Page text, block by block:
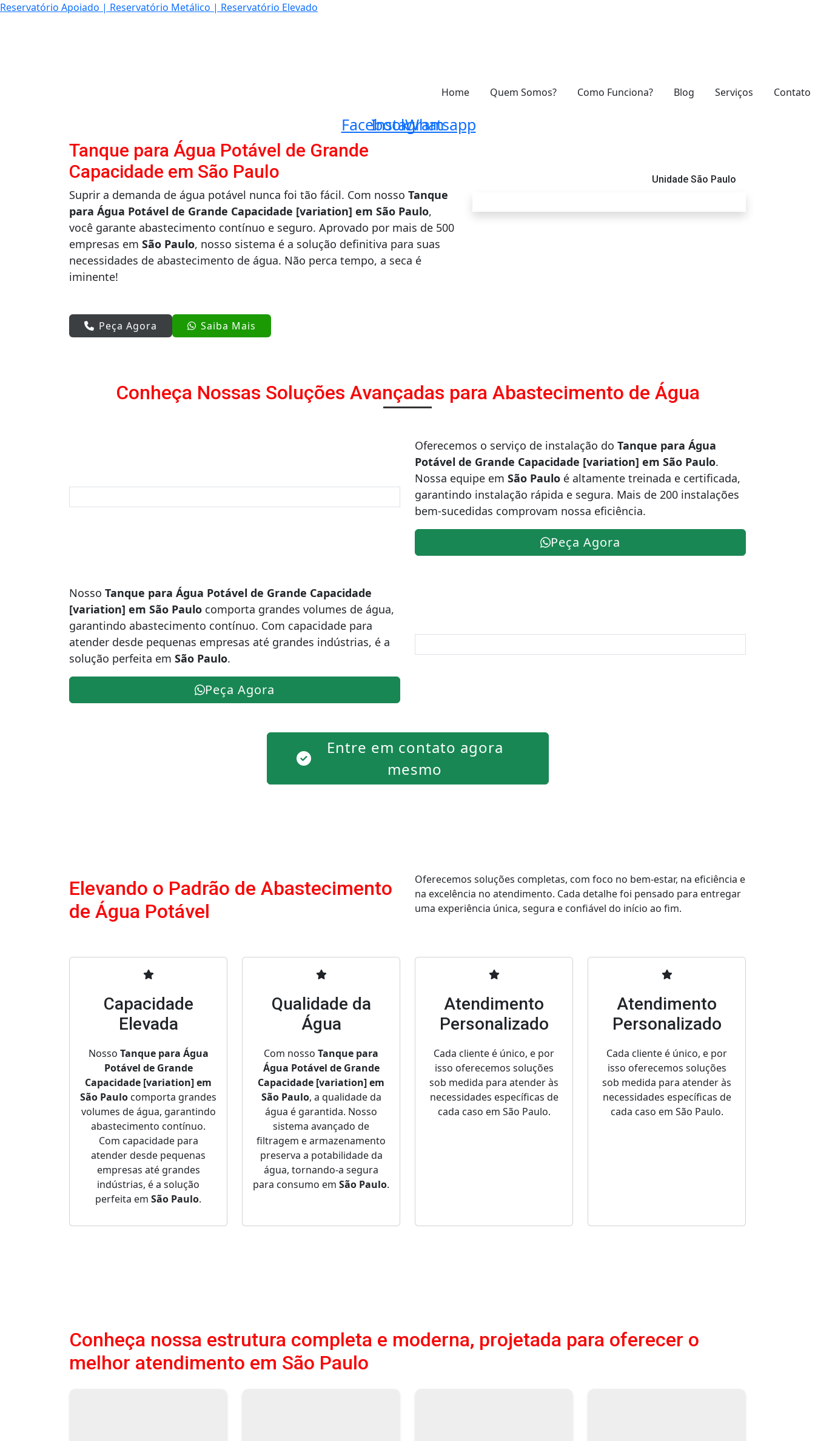
Reservatório Apoiado | Reservatório Metálico | Reservatório Elevado
Home Quem Somos? Como Funciona? Blog Serviços Contato
Facebook
Instagram
Whatsapp
Unidade São Paulo
Tanque para Água Potável de Grande
Capacidade em São Paulo
Suprir a demanda de água potável nunca foi tão fácil. Com nosso Tanque
para Água Potável de Grande Capacidade [variation] em São Paulo,
você garante abastecimento contínuo e seguro. Aprovado por mais de 500
empresas em São Paulo, nosso sistema é a solução definitiva para suas
necessidades de abastecimento de água. Não perca tempo, a seca é
iminente!
Peça Agora Saiba Mais
Conheça Nossas Soluções Avançadas para Abastecimento de Água
Oferecemos o serviço de instalação do Tanque para Água
Potável de Grande Capacidade [variation] em São Paulo.
Nossa equipe em São Paulo é altamente treinada e certificada,
garantindo instalação rápida e segura. Mais de 200 instalações
bem-sucedidas comprovam nossa eficiência.
Peça Agora
Nosso Tanque para Água Potável de Grande Capacidade
[variation] em São Paulo comporta grandes volumes de água,
garantindo abastecimento contínuo. Com capacidade para
atender desde pequenas empresas até grandes indústrias, é a
solução perfeita em São Paulo.
Peça Agora
Entre em contato agora
mesmo
Elevando o Padrão de Abastecimento
de Água Potável
Oferecemos soluções completas, com foco no bem-estar, na eficiência e
na excelência no atendimento. Cada detalhe foi pensado para entregar
uma experiência única, segura e confiável do início ao fim.
Capacidade
Elevada
Nosso Tanque para Água
Potável de Grande
Capacidade [variation] em
São Paulo comporta grandes
volumes de água, garantindo
abastecimento contínuo.
Com capacidade para
atender desde pequenas
empresas até grandes
indústrias, é a solução
perfeita em São Paulo.
Qualidade da
Água
Com nosso Tanque para
Água Potável de Grande
Capacidade [variation] em
São Paulo, a qualidade da
água é garantida. Nosso
sistema avançado de
filtragem e armazenamento
preserva a potabilidade da
água, tornando-a segura
para consumo em São Paulo.
Atendimento
Personalizado
Cada cliente é único, e por
isso oferecemos soluções
sob medida para atender às
necessidades específicas de
cada caso em São Paulo.
Atendimento
Personalizado
Cada cliente é único, e por
isso oferecemos soluções
sob medida para atender às
necessidades específicas de
cada caso em São Paulo.
Conheça nossa estrutura completa e moderna, projetada para oferecer o
melhor atendimento em São Paulo